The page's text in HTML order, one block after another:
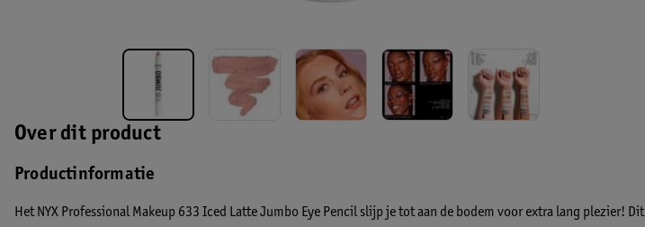
Over dit product
Productinformatie
Het NYX Professional Makeup 633 Iced Latte Jumbo Eye Pencil slijp je tot aan de bodem voor extra lang plezier! Dit